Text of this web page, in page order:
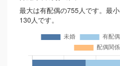
最大は有配偶の755人です。最
130人です。